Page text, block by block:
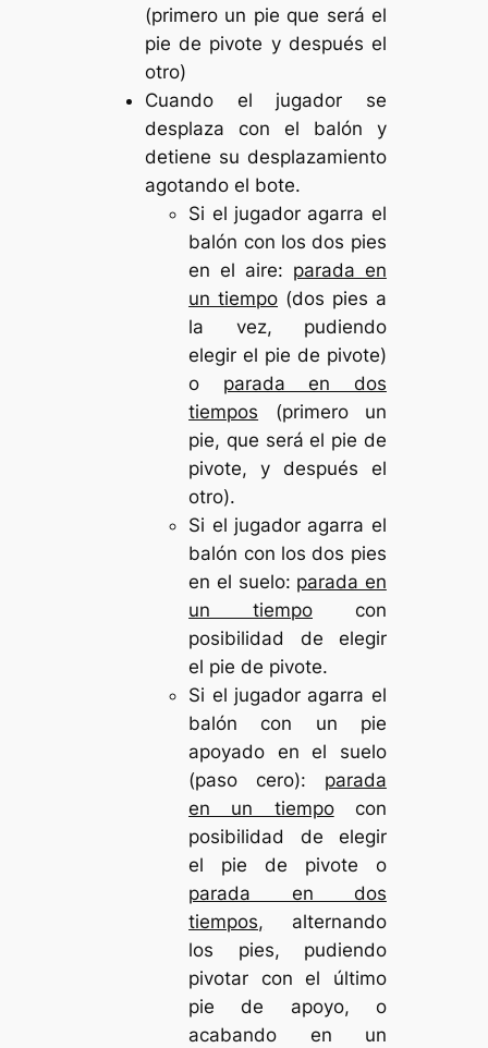
(primero un pie que será el
pie de pivote y después el
otro)
Cuando el jugador se
desplaza con el balón y
detiene su desplazamiento
agotando el bote.
Si el jugador agarra el
balón con los dos pies
en el aire: parada en
un tiempo (dos pies a
la vez, pudiendo
elegir el pie de pivote)
o parada en dos
tiempos (primero un
pie, que será el pie de
pivote, y después el
otro).
Si el jugador agarra el
balón con los dos pies
en el suelo: parada en
un tiempo con
posibilidad de elegir
el pie de pivote.
Si el jugador agarra el
balón con un pie
apoyado en el suelo
(paso cero): parada
en un tiempocon
posibilidad de elegir
el pie de pivote o
parada en dos
tiempos, alternando
los pies, pudiendo
pivotar con el último
pie de apoyo, o
acabando en un